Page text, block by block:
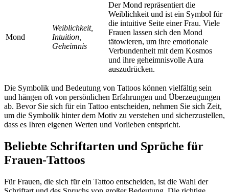
Mond
Weiblichkeit,
Intuition,
Geheimnis
Der Mond repräsentiert die
Weiblichkeit und ist ein Symbol für
die intuitive Seite einer Frau. Viele
Frauen lassen sich den Mond
tätowieren, um ihre emotionale
Verbundenheit mit dem Kosmos
und ihre geheimnisvolle Aura
auszudrücken.
Die Symbolik und Bedeutung von Tattoos können vielfältig sein
und hängen oft von persönlichen Erfahrungen und Überzeugungen
ab. Bevor Sie sich für ein Tattoo entscheiden, nehmen Sie sich Zeit,
um die Symbolik hinter dem Motiv zu verstehen und sicherzustellen,
dass es Ihren eigenen Werten und Vorlieben entspricht.
Beliebte Schriftarten und Sprüche für
Frauen-Tattoos
Für Frauen, die sich für ein Tattoo entscheiden, ist die Wahl der